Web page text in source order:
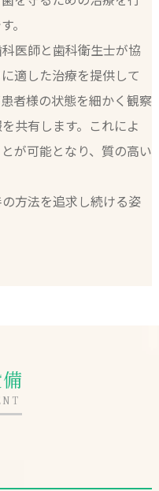
。
医師と歯科衛生士が協
適した治療を提供して
者様の状態を細かく観察
共有します。これによ
が可能となり、質の高い
方法を追求し続ける姿